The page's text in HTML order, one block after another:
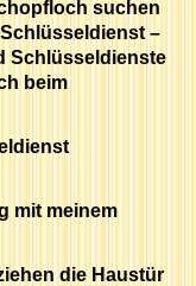
suchen
–
Schlüsseldienste
beim
mit meinem
die Haustür